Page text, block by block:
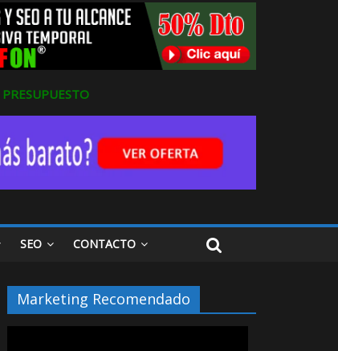
PRESUPUESTO
SEO CONTACTO
Marketing Recomendado